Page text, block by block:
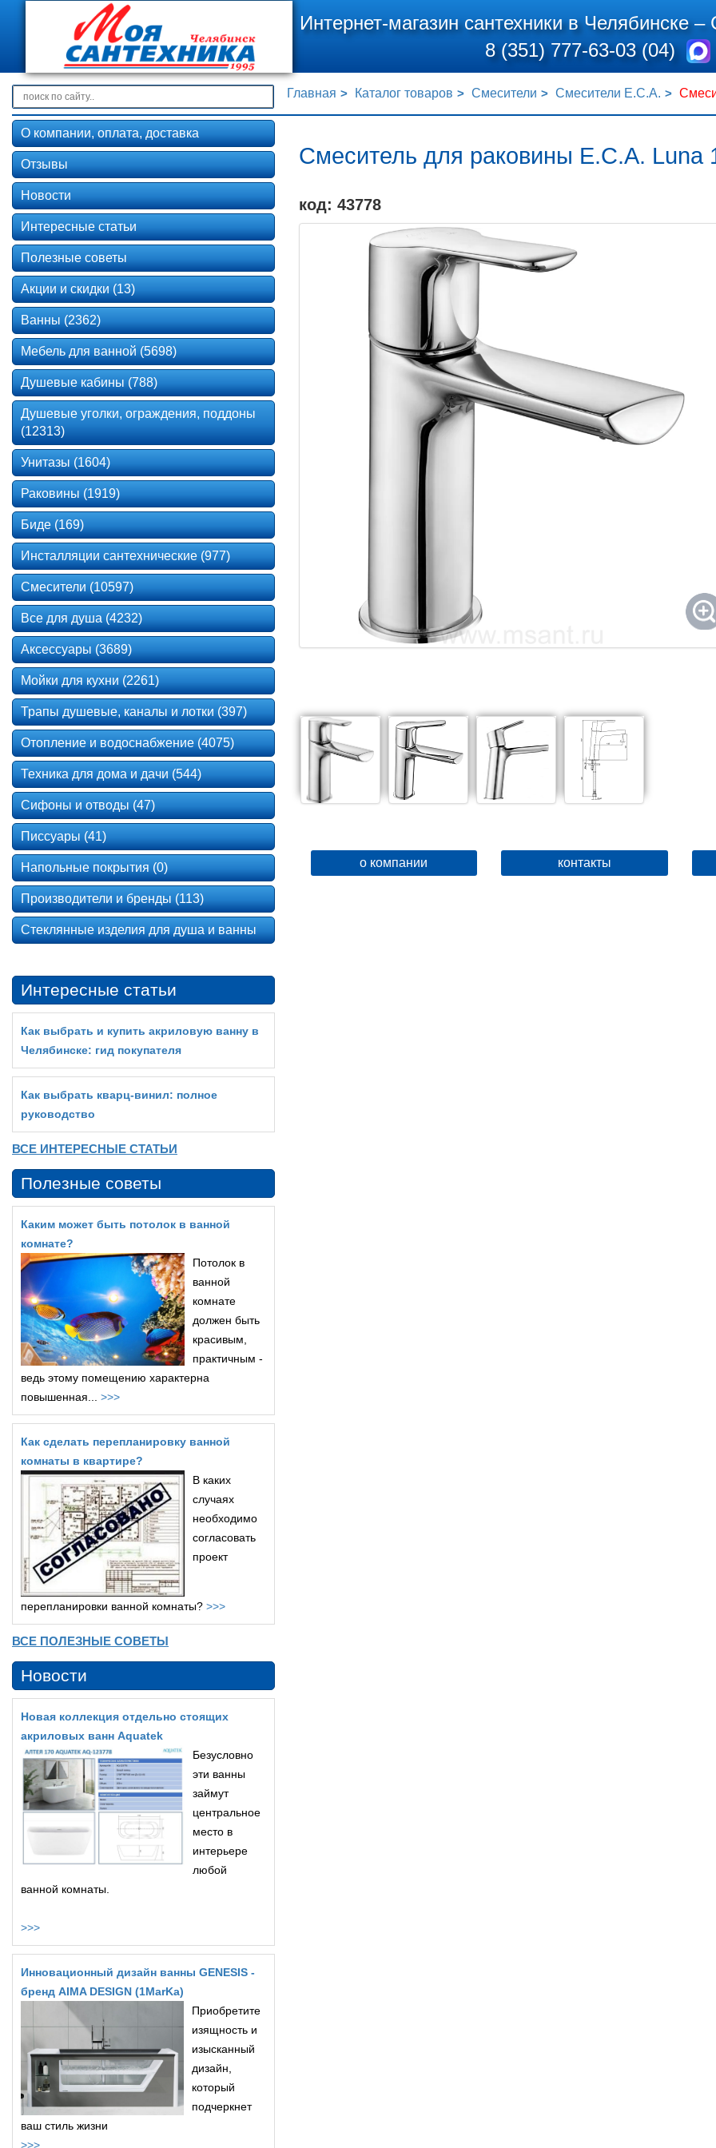
Интернет-магазин сантехники в Челябинске –
8 (351) 777-63-03 (04)
Главная Каталог товаров Смесители Смесители E.C.A.
Смеситель для раковины E.C.A. Luna
код: 43778
о компании контакты
О компании, оплата, доставка
Отзывы
Новости
Интересные статьи
Полезные советы
Акции и скидки (13)
Ванны (2362)
Мебель для ванной (5698)
Душевые кабины (788)
Душевые уголки, ограждения, поддоны
(12313)
Унитазы (1604)
Раковины (1919)
Биде (169)
Инсталляции сантехнические (977)
Смесители (10597)
Все для душа (4232)
Аксессуары (3689)
Мойки для кухни (2261)
Трапы душевые, каналы и лотки (397)
Отопление и водоснабжение (4075)
Техника для дома и дачи (544)
Сифоны и отводы (47)
Писсуары (41)
Напольные покрытия (0)
Производители и бренды (113)
Стеклянные изделия для душа и ванны
Интересные статьи
Как выбрать и купить акриловую ванну в
Челябинске: гид покупателя
Как выбрать кварц‑винил: полное
руководство
ВСЕ ИНТЕРЕСНЫЕ СТАТЬИ
Полезные советы
Каким может быть потолок в ванной
комнате?
Потолок в
ванной
комнате
должен быть
красивым,
практичным -
ведь этому помещению характерна
повышенная... >>>
Как сделать перепланировку ванной
комнаты в квартире?
В каких
случаях
необходимо
согласовать
проект
перепланировки ванной комнаты? >>>
ВСЕ ПОЛЕЗНЫЕ СОВЕТЫ
Новости
Новая коллекция отдельно стоящих
акриловых ванн Aquatek
Безусловно
эти ванны
займут
центральное
место в
интерьере
любой
ванной комнаты.
>>>
Инновационный дизайн ванны GENESIS -
бренд AIMA DESIGN (1MarKa)
Приобретите
изящность и
изысканный
дизайн,
который
подчеркнет
ваш стиль жизни
>>>